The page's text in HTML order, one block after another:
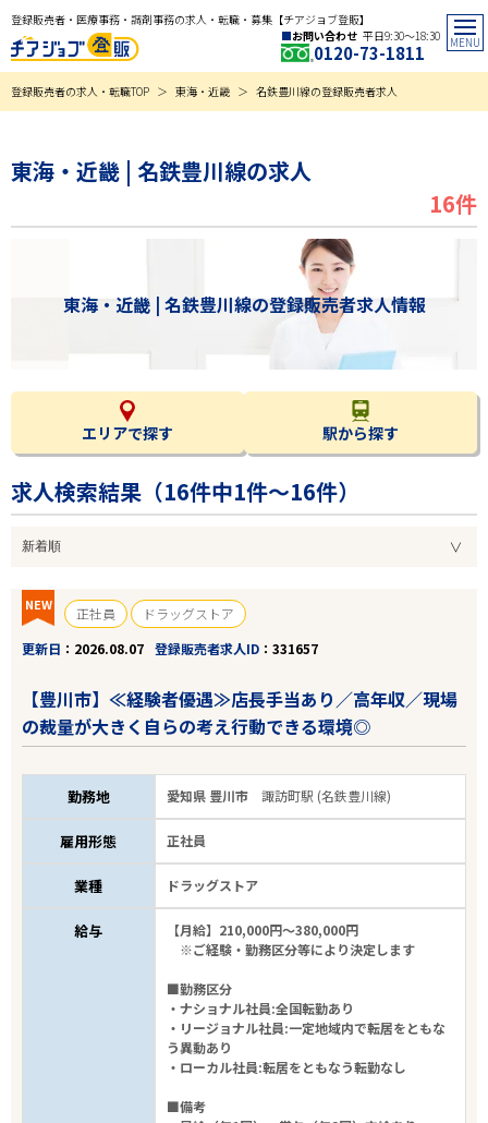
登録販売者・医療事務・調剤事務の求人・転職・募集【チアジョブ登販】
お問い合わせ 平日9:30〜18:30
0120-73-1811
登録販売者の求人・転職TOP 東海・近畿 名鉄豊川線の登録販売者求人
東海・近畿 | 名鉄豊川線の求人
16件
東海・近畿 | 名鉄豊川線の登録販売者求人情報
エリアで探す 駅から探す
求人検索結果（16件中1件～16件）
NEW 正社員
ドラッグストア
更新日
2026.08.07 登録販売者求人ID 331657
【豊川市】≪経験者優遇≫店長手当あり／高年収／現場
の裁量が大きく自らの考え行動できる環境◎
勤務地 愛知県 豊川市諏訪町駅 (名鉄豊川線)
雇用形態 正社員
業種 ドラッグストア
給与
【月給】210,000円～380,000円
※ご経験・勤務区分等により決定します
■勤務区分
・ナショナル社員:全国転勤あり
・リージョナル社員:一定地域内で転居をともな
う異動あり
・ローカル社員:転居をともなう転勤なし
■備考